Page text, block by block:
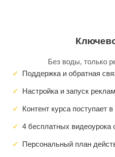
Без воды, только
Поддержка и обратная
Настройка и запуск
Контент курса поступает
4 бесплатных видеоурока
Персональный план